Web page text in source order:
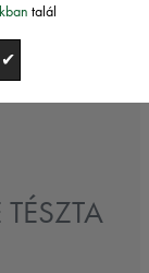
talál
✔